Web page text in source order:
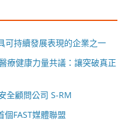
可持續發展表現的企業之一
療健康力量共議：讓突破真正
全顧問公司 S-RM
FAST媒體聯盟